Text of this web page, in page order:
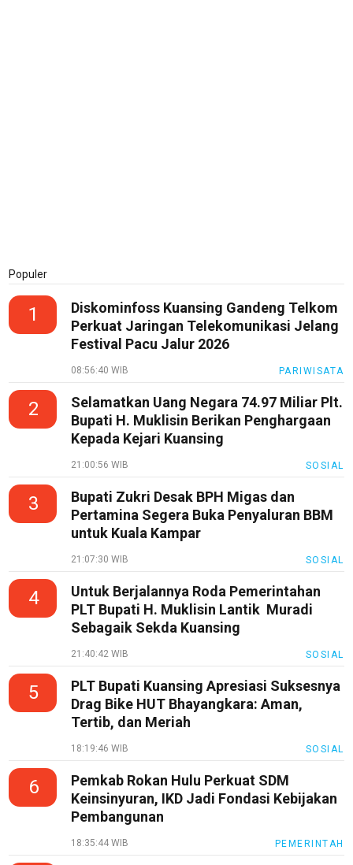
Populer
1
Diskominfoss Kuansing Gandeng Telkom
Perkuat Jaringan Telekomunikasi Jelang
Festival Pacu Jalur 2026
08:56:40 WIB PARIWISATA
2
Selamatkan Uang Negara 74.97 Miliar Plt.
Bupati H. Muklisin Berikan Penghargaan
Kepada Kejari Kuansing
21:00:56 WIB SOSIAL
3
Bupati Zukri Desak BPH Migas dan
Pertamina Segera Buka Penyaluran BBM
untuk Kuala Kampar
21:07:30 WIB SOSIAL
4
Untuk Berjalannya Roda Pemerintahan
PLT Bupati H. Muklisin Lantik Muradi
Sebagaik Sekda Kuansing
21:40:42 WIB SOSIAL
5
PLT Bupati Kuansing Apresiasi Suksesnya
Drag Bike HUT Bhayangkara: Aman,
Tertib, dan Meriah
18:19:46 WIB SOSIAL
6
Pemkab Rokan Hulu Perkuat SDM
Keinsinyuran, IKD Jadi Fondasi Kebijakan
Pembangunan
18:35:44 WIB PEMERINTAH